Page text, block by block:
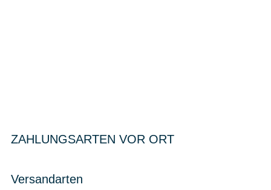
ZAHLUNGSARTEN VOR ORT
Versandarten